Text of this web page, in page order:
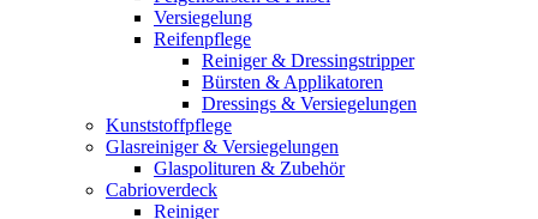
Versiegelung
Reifenpflege
Reiniger & Dressingstripper
Bürsten & Applikatoren
Dressings & Versiegelungen
Kunststoffpflege
Glasreiniger & Versiegelungen
Glaspolituren & Zubehör
Cabrioverdeck
Reiniger